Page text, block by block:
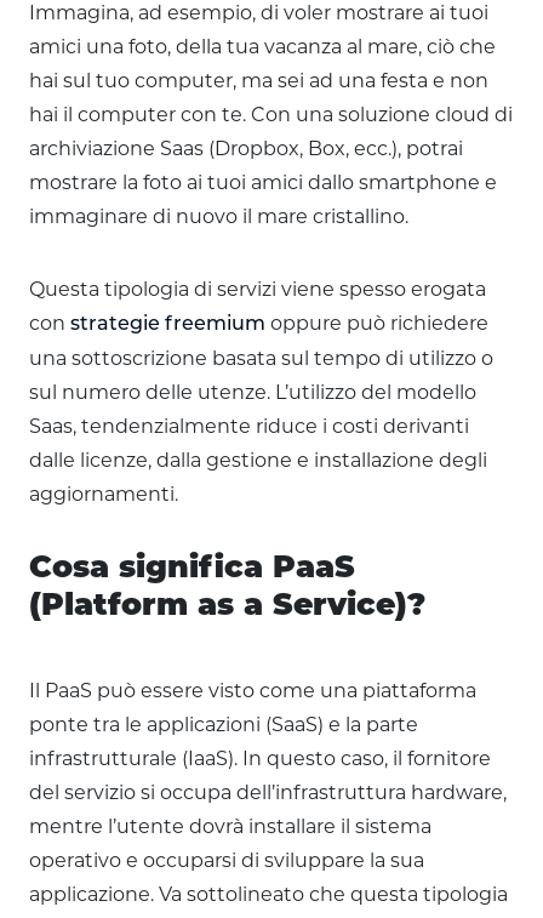
Immagina, ad esempio, di voler mostrare ai tuoi
amici una foto, della tua vacanza al mare, ciò che
hai sul tuo computer, ma sei ad una festa e non
hai il computer con te. Con una soluzione cloud di
archiviazione Saas (Dropbox, Box, ecc.), potrai
mostrare la foto ai tuoi amici dallo smartphone e
immaginare di nuovo il mare cristallino.
Questa tipologia di servizi viene spesso erogata
con strategie freemium oppure può richiedere
una sottoscrizione basata sul tempo di utilizzo o
sul numero delle utenze. L’utilizzo del modello
Saas, tendenzialmente riduce i costi derivanti
dalle licenze, dalla gestione e installazione degli
aggiornamenti.
Cosa significa PaaS
(Platform as a Service)?
Il PaaS può essere visto come una piattaforma
ponte tra le applicazioni (SaaS) e la parte
infrastrutturale (IaaS). In questo caso, il fornitore
del servizio si occupa dell’infrastruttura hardware,
mentre l’utente dovrà installare il sistema
operativo e occuparsi di sviluppare la sua
applicazione. Va sottolineato che questa tipologia